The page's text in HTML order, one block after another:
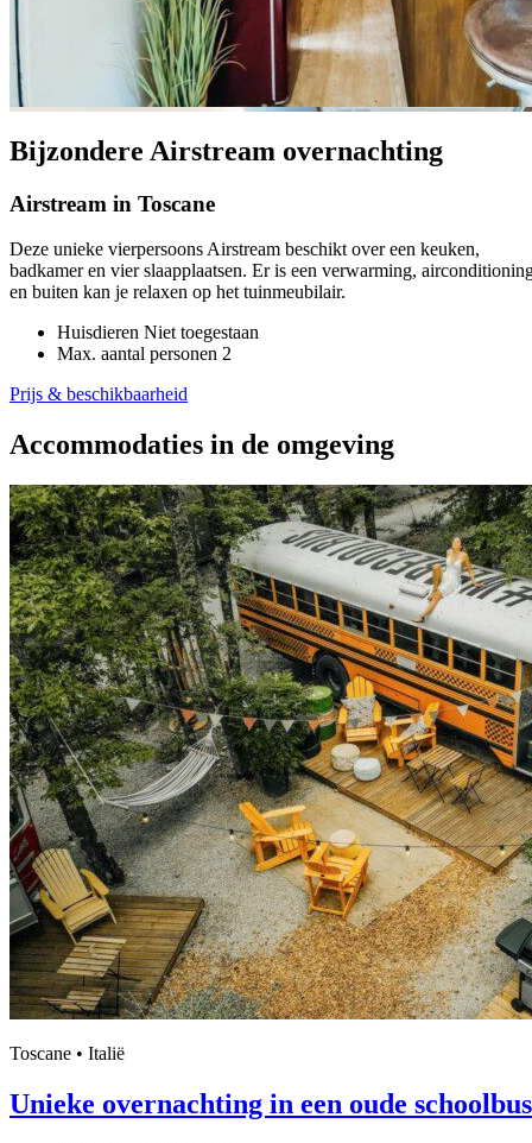
Bijzondere Airstream overnachting
Airstream in Toscane
Deze unieke vierpersoons Airstream beschikt over een keuken,
badkamer en vier slaapplaatsen. Er is een verwarming,
en buiten kan je relaxen op het tuinmeubilair.
Huisdieren Niet toegestaan
Max. aantal personen 2
Prijs & beschikbaarheid
Accommodaties in de omgeving
Toscane • Italië
Unieke overnachting in een oude schoolbus